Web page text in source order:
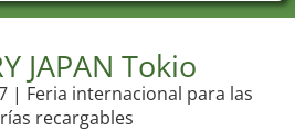
JAPAN Tokio
| Feria internacional para las
recargables
Países
Ciudades
de servicios